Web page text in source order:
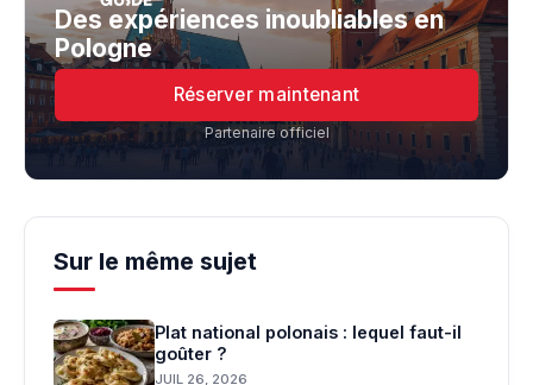
Des expériences inoubliables en
Pologne
Réserver maintenant
Partenaire officiel
Sur le même sujet
Plat national polonais : lequel faut-il
goûter ?
JUIL 26, 2026